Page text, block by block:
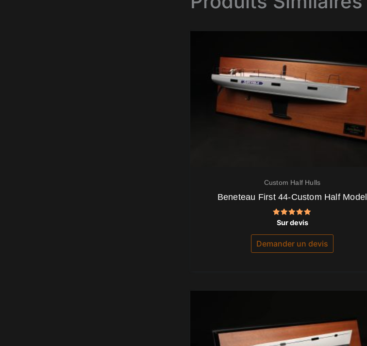
Custom Half Hulls
Beneteau First 44-Custom Half Model
Note
5.00
sur 5
Sur devis
Demander un devis